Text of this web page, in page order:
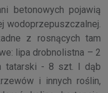
betonowych pojawią
wodoprzepuszczalnej.
z rosnących tam
lipa drobnolistna – 2
tatarski - 8 szt. I dąb
i innych roślin,